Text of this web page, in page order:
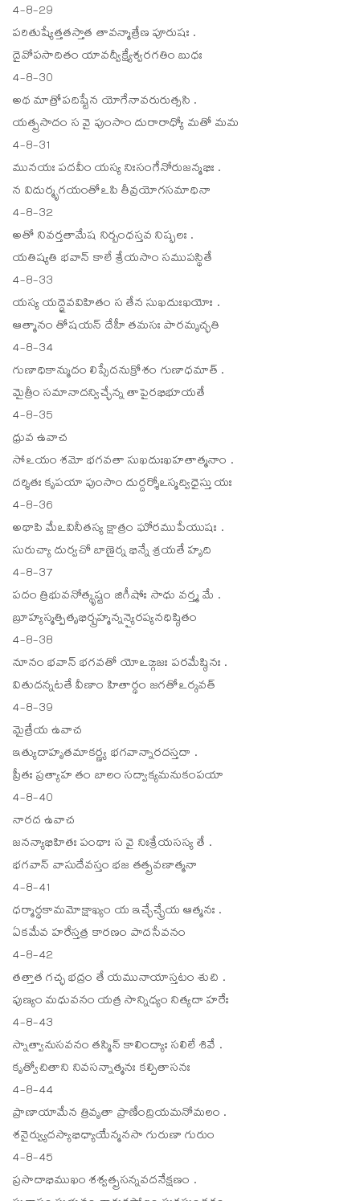
4-8-29
పరితుష్యేత్తతస్తాత తావన్మాత్రేణ పూరుషః .
దైవోపసాదితం యావద్వీక్ష్యేశ్వరగతిం బుధః
4-8-30
అథ మాత్రోపదిష్టేన యోగేనావరురుత్ససి .
యత్ప్రసాదం స వై పుంసాం దురారాధ్యో మతో మమ
4-8-31
మునయః పదవీం యస్య నిఃసంగేనోరుజన్మభిః .
న విదుర్మృగయంతోఽపి తీవ్రయోగసమాధినా
4-8-32
అతో నివర్తతామేష నిర్బంధస్తవ నిష్ఫలః .
యతిష్యతి భవాన్ కాలే శ్రేయసాం సముపస్థితే
4-8-33
యస్య యద్దైవవిహితం స తేన సుఖదుఃఖయోః .
ఆత్మానం తోషయన్ దేహీ తమసః పారమృచ్ఛతి
4-8-34
గుణాధికాన్ముదం లిప్సేదనుక్రోశం గుణాధమాత్ .
మైత్రీం సమానాదన్విచ్ఛేన్న తాపైరభిభూయతే
4-8-35
ధ్రువ ఉవాచ
సోఽయం శమో భగవతా సుఖదుఃఖహతాత్మనాం .
దర్శితః కృపయా పుంసాం దుర్దర్శోఽస్మద్విధైస్తు యః
4-8-36
అథాపి మేఽవినీతస్య క్షాత్రం ఘోరముపేయుషః .
సురుచ్యా దుర్వచో బాణైర్న భిన్నే శ్రయతే హృది
4-8-37
పదం త్రిభువనోత్కృష్టం జిగీషోః సాధు వర్త్మ మే .
బ్రూహ్యస్మత్పితృభిర్బ్రహ్మన్నన్యైరప్యనధిష్ఠితం
4-8-38
నూనం భవాన్ భగవతో యోఽఙ్గజః పరమేష్ఠినః .
వితుదన్నటతే వీణాం హితార్థం జగతోఽర్కవత్
4-8-39
మైత్రేయ ఉవాచ
ఇత్యుదాహృతమాకర్ణ్య భగవాన్నారదస్తదా .
ప్రీతః ప్రత్యాహ తం బాలం సద్వాక్యమనుకంపయా
4-8-40
నారద ఉవాచ
జనన్యాభిహితః పంథాః స వై నిఃశ్రేయసస్య తే .
భగవాన్ వాసుదేవస్తం భజ తత్ప్రవణాత్మనా
4-8-41
ధర్మార్థకామమోక్షాఖ్యం య ఇచ్ఛేచ్ఛ్రేయ ఆత్మనః .
ఏకమేవ హరేస్తత్ర కారణం పాదసేవనం
4-8-42
తత్తాత గచ్ఛ భద్రం తే యమునాయాస్తటం శుచి .
పుణ్యం మధువనం యత్ర సాన్నిధ్యం నిత్యదా హరేః
4-8-43
స్నాత్వానుసవనం తస్మిన్ కాలింద్యాః సలిలే శివే .
కృత్వోచితాని నివసన్నాత్మనః కల్పితాసనః
4-8-44
ప్రాణాయామేన త్రివృతా ప్రాణేంద్రియమనోమలం .
శనైర్వ్యుదస్యాభిధ్యాయేన్మనసా గురుణా గురుం
4-8-45
ప్రసాదాభిముఖం శశ్వత్ప్రసన్నవదనేక్షణం .